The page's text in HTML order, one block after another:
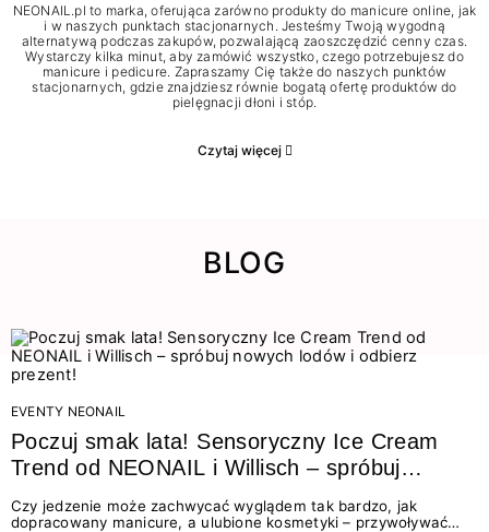
NEONAIL.pl to marka, oferująca zarówno produkty do manicure online, jak
i w naszych punktach stacjonarnych. Jesteśmy Twoją wygodną
alternatywą podczas zakupów, pozwalającą zaoszczędzić cenny czas.
Wystarczy kilka minut, aby zamówić wszystko, czego potrzebujesz do
manicure i pedicure. Zapraszamy Cię także do naszych punktów
stacjonarnych, gdzie znajdziesz równie bogatą ofertę produktów do
pielęgnacji dłoni i stóp.
Czytaj więcej
BLOG
EVENTY NEONAIL
Poczuj smak lata! Sensoryczny Ice Cream
Trend od NEONAIL i Willisch – spróbuj
nowych lodów i odbierz prezent!
Czy jedzenie może zachwycać wyglądem tak bardzo, jak
dopracowany manicure, a ulubione kosmetyki – przywoływać